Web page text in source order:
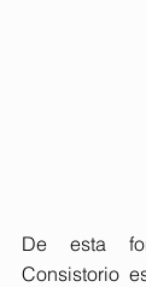
De esta
Consistorio